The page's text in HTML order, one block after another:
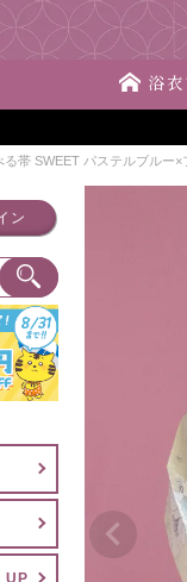
浴
る帯 SWEET パステルブルー
ン